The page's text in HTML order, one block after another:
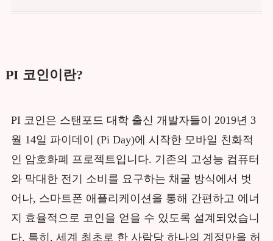
PI 코인이란?
PI 코인은 스탠포드 대학 출신 개발자들이 2019년 3
월 14일 파이데이 (Pi Day)에 시작한 모바일 친화적
인 암호화폐 프로젝트입니다. 기존의 고성능 컴퓨터
와 막대한 전기 소비를 요구하는 채굴 방식에서 벗
어나, 스마트폰 애플리케이션을 통해 간편하고 에너
지 효율적으로 코인을 얻을 수 있도록 설계되었습니
다. 특히, 세계 최초로 한 사람당 하나의 계정만을 허